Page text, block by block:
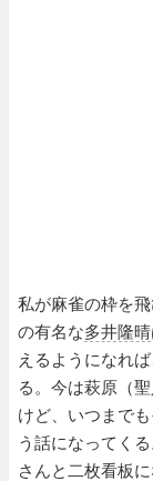
私が麻雀の枠を
の有名な多井隆晴
えるようになれ
る。今は萩原（
けど、いつまで
う話になってく
さんと二枚看板